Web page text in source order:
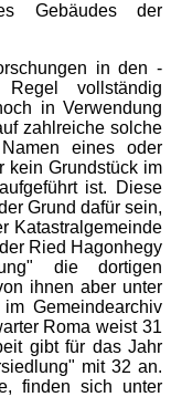
Gebäudes der
in den -
vollständig
in Verwendung
zahlreiche solche
eines oder
kein Grundstück im
ist. Diese
Grund dafür sein,
Katastralgemeinde
Ried Hagonhegy
die dortigen
ihnen aber unter
Gemeindearchiv
Roma weist 31
gibt für das Jahr
mit 32 an.
finden sich unter